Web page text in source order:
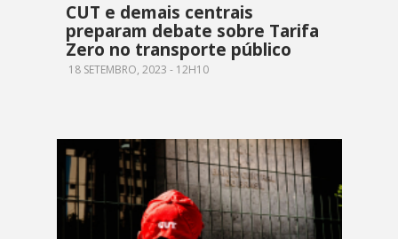
CUT e demais centrais
preparam debate sobre Tarifa
Zero no transporte público
18 SETEMBRO, 2023 - 12H10